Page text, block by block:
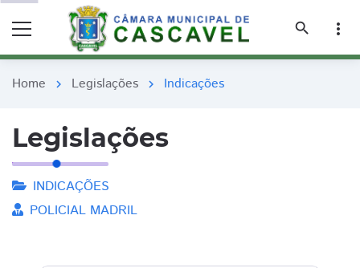
search
more_vert
Home chevron_right Legislações chevron_right Indicações
Legislações
INDICAÇÕES
POLICIAL MADRIL